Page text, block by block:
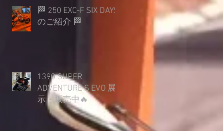
🏁 250 EXC-F SIX DAYS
のご紹介 🏁
1390 SUPER
ADVENTURE S EVO 展
示・販売中🔥